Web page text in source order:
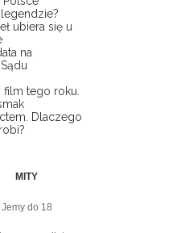
ubiera się u
na
film tego roku.
Dlaczego
MITY
Jemy do 18